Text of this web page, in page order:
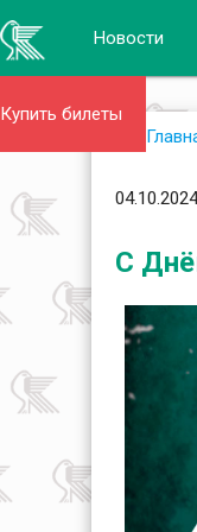
Новости
Купить билеты
04.10.2024
С